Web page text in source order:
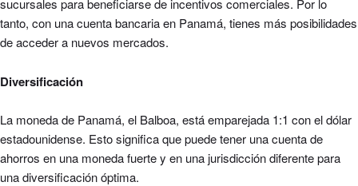
sucursales para beneficiarse de incentivos comerciales. Por lo
tanto, con una cuenta bancaria en Panamá, tienes más posibilidades
de acceder a nuevos mercados.
Diversificación
La moneda de Panamá, el Balboa, está emparejada 1:1 con el dólar
estadounidense. Esto significa que puede tener una cuenta de
ahorros en una moneda fuerte y en una jurisdicción diferente para
una diversificación óptima.